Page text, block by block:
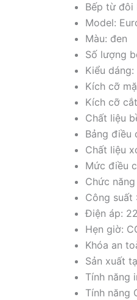
Bếp từ đôi
Model:
Màu: đen
Số lượng
Kiểu
Kích cỡ
Kích cỡ
Chất liệu
Bảng điều
Chất liệu
Mức điều
Chức
Công suất
Điện áp:
Hẹn giờ:
Khóa an
Sản xuất
Tính năng
Tính năng